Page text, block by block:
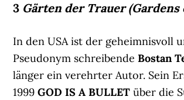
3 Gärten der Trauer (Gardens
In den USA ist der geheimnisvoll
Pseudonym schreibendeBostan
länger ein verehrter Autor. Sein
1999GOD IS A BULLET über die